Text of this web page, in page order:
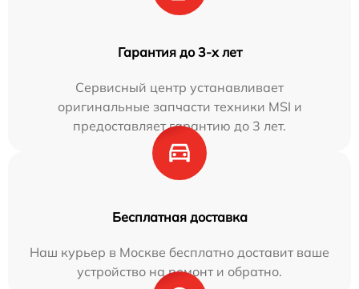
Гарантия до 3-х лет
Сервисный центр устанавливает
оригинальные запчасти техники MSI и
предоставляет гарантию до 3 лет.
Бесплатная доставка
Наш курьер в Москве бесплатно доставит ваше
устройство на ремонт и обратно.